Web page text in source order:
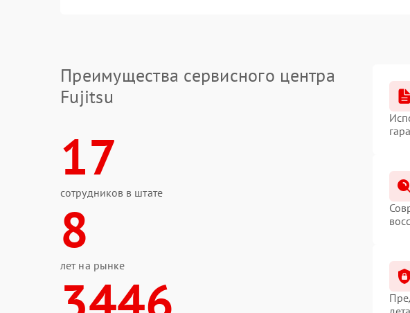
Преимущества сервисного центра
Fujitsu
17
сотрудников в штате
8
лет на рынке